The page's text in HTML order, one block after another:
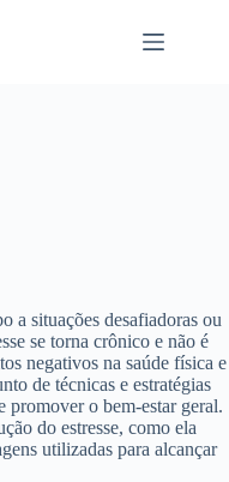
a situações desafiadoras ou
se torna crônico e não é
negativos na saúde física e
de técnicas e estratégias
promover o bem-estar geral.
do estresse, como ela
utilizadas para alcançar